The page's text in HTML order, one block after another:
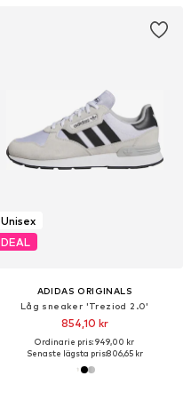
Unisex
DEAL
ADIDAS ORIGINALS
Låg sneaker 'Treziod 2.0'
854,10 kr
Ordinarie pris: 949,00 kr
Senaste lägsta pris:806,65 kr